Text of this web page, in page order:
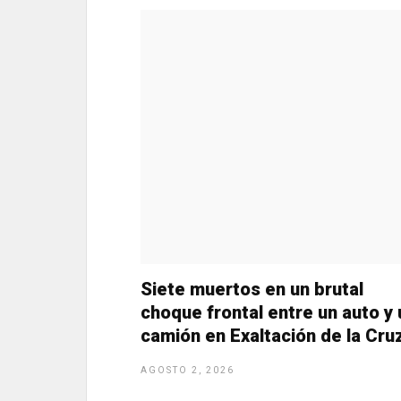
Siete muertos en un brutal
choque frontal entre un auto y
camión en Exaltación de la
AGOSTO 2, 2026